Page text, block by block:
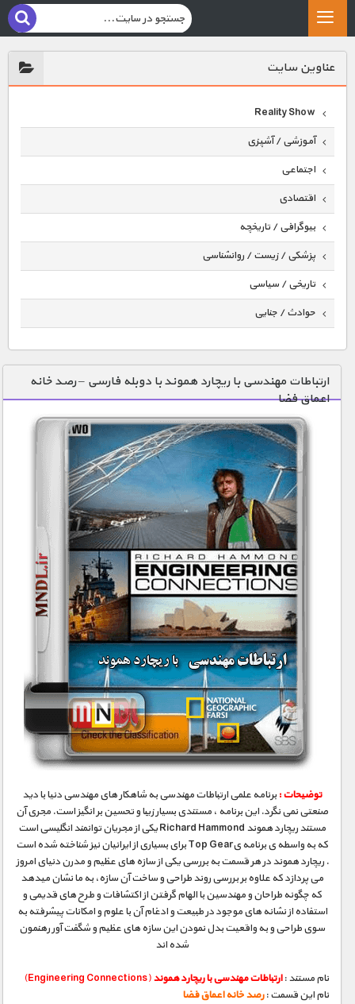
عناوين سايت
Reality Show
آموزشی / آشپزی
اجتماعی
اقتصادی
بیوگرافی / تاریخچه
پزشکی / زیست / روانشناسی
تاریخی / سیاسی
حوادث / جنایی
دنیای خوراکی ها
زمین شناسی / محیط زیست
سازه/ معماری/ مهندسی
سرگرمی
شناخت کودکان
طبیعت
علم و فناوری
فرهنگ / هنر
کیهان / نجوم
گردشگری
ماورایی
مسابقات / ورزشی
مستند های اختصاصی
ارتباطات مهندسی با ریچارد هموند با دوبله فارسی – رصد خانه
اعماق فضا
توضیحات : برنامه علمی ارتباطات مهندسی به شاهکار های مهندسی دنیا با دید
صنعتی نمی نگرد. این برنامه ، مستندی بسیار زیبا و تحسین بر انگیز است. مجری آن
مستند ریچارد هموند Richard Hammond یکی از مجریان توانمند انگلیسی است
که به واسطه ی برنامه یTop Gear برای بسیاری از ایرانیان نیز شناخته شده است
. ریچارد هموند در هر قسمت به بررسی یکی از سازه های عظیم و مدرن دنیای امروز
می پردازد که علاوه بر بررسی روند طراحی و ساخت آن سازه، به ما نشان میدهد
که چگونه طراحان و مهندسین با الهام گرفتن از اکتشافات و طرح های قدیمی و
استفاده از نشانه های موجود در طبیعت و ادغام آن با علوم و امکانات پیشرفته به
سوی طراحی و به واقعیت بدل نمودن این سازه های عظیم و شگفت آور رهنمون
شده اند
نام مستند :ارتباطات مهندسی با ریچارد هموند(Engineering Connections)
نام این قسمت :رصد خانه اعماق فضا